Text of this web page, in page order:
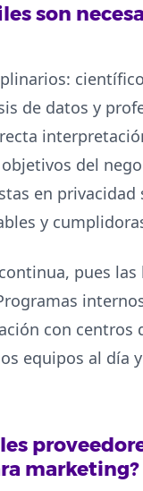
son
de datos y
del
en
y
pues
con
equipos al día
marketing?